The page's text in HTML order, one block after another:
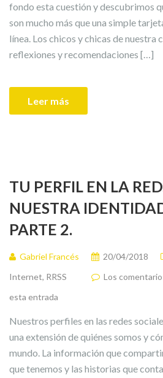
fondo esta cuestión y descubrimos
son mucho más que una simple
línea. Los chicos y chicas de nuestra
reflexiones y recomendaciones […]
Leer más
TU PERFIL EN LA
NUESTRA
PARTE 2.
Gabriel Francés 20/04/2018
Internet, RRSS
Los
esta entrada
Nuestros perfiles en las redes
una extensión de quiénes somos y
mundo. La información que
que tenemos y las historias que